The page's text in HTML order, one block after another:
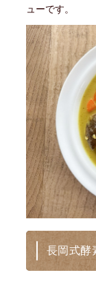
ューです。
長岡式酵